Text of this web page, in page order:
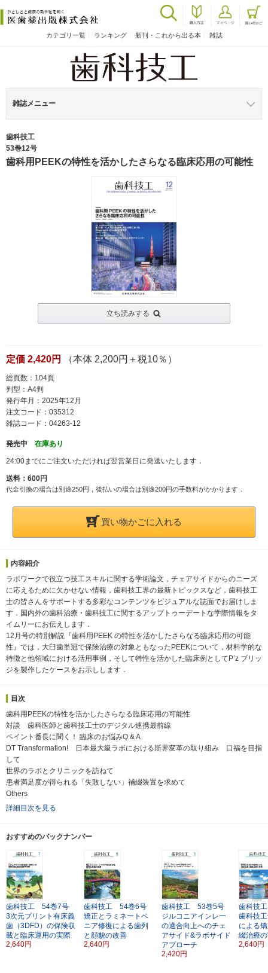
カテゴリ一覧 ランキング 新刊・これから出る本 雑誌
雑誌メニュー
歯科技工
53巻12号
歯科用PEEKの特性を活かしたさらなる臨床応用の可能性
立ち読みする
定価 2,420円 （本体 2,200円＋税10％）
総頁数：104頁
判型：A4判
発行年月：2025年12月
注文コード：035312
雑誌コード：04263-12
発売中 在庫あり
24:00までにご注文いただければ翌営業日に発送いたします．
送料：600円
代金引換の場合は別途250円，後払いの場合は別途200円の手数料がかかります．
買い物かごに入れる
内容紹介
ラボワークで役立つ技工スキルに関する学術論文，チェアサイドからのニーズ
に応えるために欠かせない情報，歯科技工界の最新トピックスなど，歯科技工
士の皆さんをサポートする多彩なコンテンツをビジュアルな誌面でお届けしま
す．国内外の歯科治療・歯科技工に関するアップトゥーデートな学際情報をタ
イムリーにお伝えします．
12月号の特別解説『歯科用PEEK の特性を活かしたさらなる臨床応用の可能
性』では，大臼歯単冠で保険治療の対象ともなったPEEKについて，材料学的な
特徴と他領域における活用事例，そして特性を活かした臨床例としてP’z ブリッ
ジを製作したケースをお示しします．
目次
歯科用PEEKの特性を活かしたさらなる臨床応用の可能性
対談 歯科医師と歯科技工士のデジタル連携最前線
ペイント番長に聞く！ 臨床のお悩みQ & A
DT Transformation! 日本最大級ラボにおける斯界変革の取り組み 口福を目指
して
世界のラボとクリニックを訪ねて
患者満足度が得られる「失敗しない」補綴装置を求めて
Others
詳細目次を見る
おすすめのバックナンバー
歯科技工 54巻7号
3次元プリント有床義
歯（3DFD）の保険収
載と臨床運用の実際
2,640円
歯科技工 54巻6号
矯正とラミネートベ
ニア修復による歯列
と顔貌の改善
2,640円
歯科技工 53巻5号
ジルコニアインレー
の適合向上へのチェ
アサイド&ラボサイド
アプローチ
2,420円
歯科技
歯科技
による
綴治療
2,640円